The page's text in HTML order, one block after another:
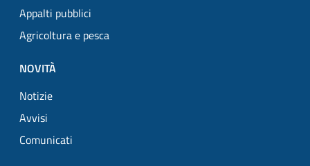
Appalti pubblici
Agricoltura e pesca
NOVITÀ
Notizie
Avvisi
Comunicati